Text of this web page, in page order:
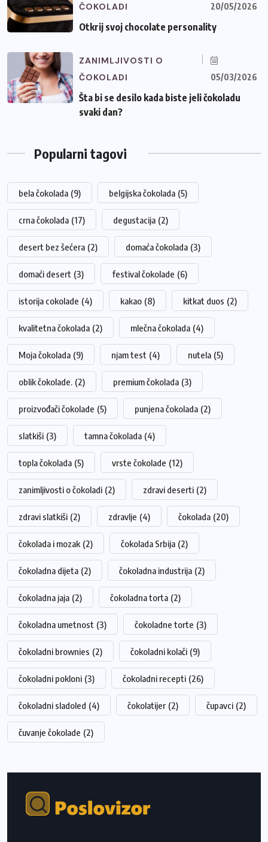
ČOKOLADI
20/05/2026
Otkrij svoj chocolate personality
ZANIMLJIVOSTI O
ČOKOLADI
05/03/2026
Šta bi se desilo kada biste jeli čokoladu
svaki dan?
Popularni tagovi
bela čokolada (9) belgijska čokolada (5)
crna čokolada (17) degustacija (2)
desert bez šećera (2) domaća čokolada (3)
domaći desert (3) festival čokolade (6)
istorija cokolade (4) kakao (8) kitkat duos (2)
kvalitetna čokolada (2) mlečna čokolada (4)
Moja čokolada (9) njam test (4) nutela (5)
oblik čokolade. (2) premium čokolada (3)
proizvođači čokolade (5) punjena čokolada (2)
slatkiši (3) tamna čokolada (4)
topla čokolada (5) vrste čokolade (12)
zanimljivosti o čokoladi (2) zdravi deserti (2)
zdravi slatkiši (2) zdravlje (4) čokolada (20)
čokolada i mozak (2) čokolada Srbija (2)
čokoladna dijeta (2) čokoladna industrija (2)
čokoladna jaja (2) čokoladna torta (2)
čokoladna umetnost (3) čokoladne torte (3)
čokoladni brownies (2) čokoladni kolači (9)
čokoladni pokloni (3) čokoladni recepti (26)
čokoladni sladoled (4) čokolatijer (2) čupavci (2)
čuvanje čokolade (2)